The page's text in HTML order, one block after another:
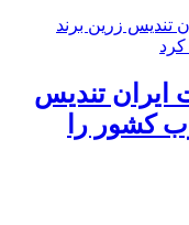
تندیس
کشور را